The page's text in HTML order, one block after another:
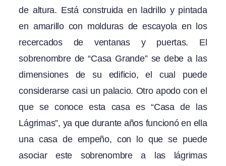
de altura. Está construida en ladrillo y pintada
en amarillo con molduras de escayola en los
recercados de ventanas y puertas. El
sobrenombre de “Casa Grande” se debe a las
dimensiones de su edificio, el cual puede
considerarse casi un palacio. Otro apodo con el
que se conoce esta casa es “Casa de las
Lágrimas”, ya que durante años funcionó en ella
una casa de empeño, con lo que se puede
asociar este sobrenombre a las lágrimas